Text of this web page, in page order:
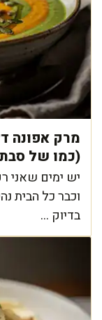
מרק אפונה
(כמו של
יש ימים שאני
וכבר כל הבית
בדיוק ...